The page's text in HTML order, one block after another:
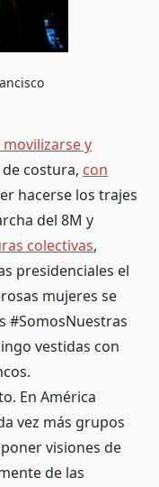
y
costura, con
hacerse los trajes
del 8M y
colectivas,
presidenciales el
mujeres se
#SomosNuestras
vestidas con
En América
vez más grupos
visiones de
de las